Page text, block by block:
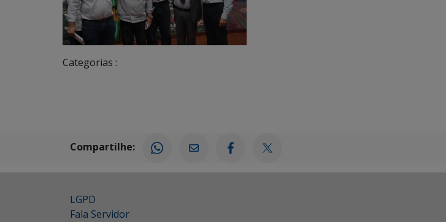
Categorias :
Compartilhe:
LGPD
Fala Servidor